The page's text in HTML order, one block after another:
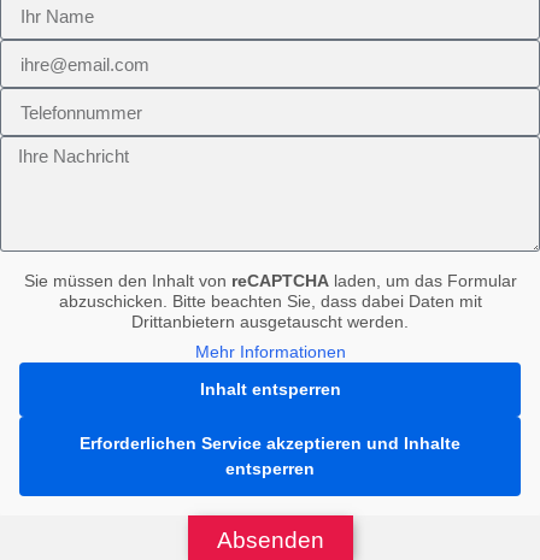
Sie müssen den Inhalt von reCAPTCHAladen, um das Formular
abzuschicken. Bitte beachten Sie, dass dabei Daten mit
Drittanbietern ausgetauscht werden.
Mehr Informationen
Inhalt entsperren
Erforderlichen Service akzeptieren und Inhalte
entsperren
Absenden